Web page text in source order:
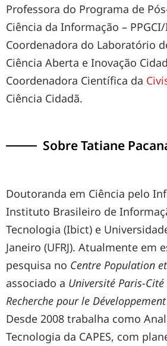
Professora do Programa de
Ciência da Informação – PPGCI/
Coordenadora do Laboratório
Ciência Aberta e Inovação
Coordenadora Científica da
Ciência Cidadã.
Sobre Tatiane
Doutoranda em Ciência pelo
Instituto Brasileiro de
Tecnologia (Ibict) e
Janeiro (UFRJ). Atualmente em
pesquisa no Centre Population
associado a Université Paris-Cité
Recherche pour le Développement
Desde 2008 trabalha como
Tecnologia da CAPES, com